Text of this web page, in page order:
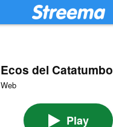
Ecos del Catatumbo
Web
Play